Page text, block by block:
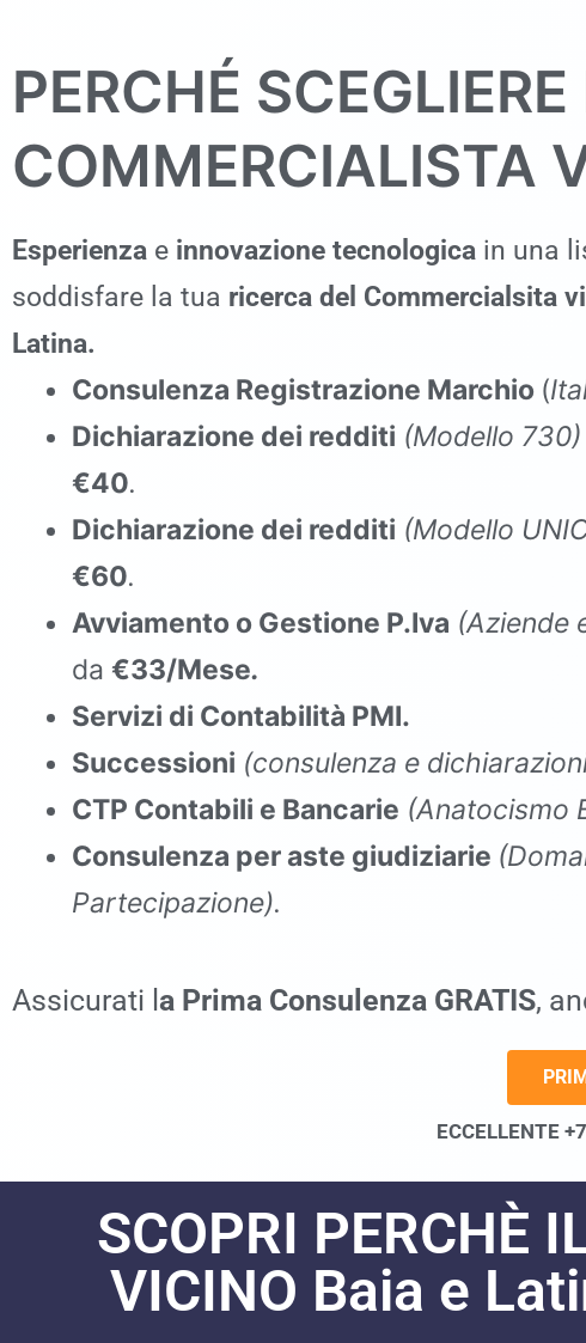
PERCHÉ
COMMERCIALISTA
Esperienza e innovazione tecnologica in una
soddisfare la tua ricerca del Commercialsita
Latina.
Consulenza Registrazione Marchio (
Dichiarazione dei redditi (Modello 730)
€40.
Dichiarazione dei redditi (Modello
€60.
Avviamento o Gestione P.Iva (Aziende
da €33/Mese.
Servizi di Contabilità PMI.
Successioni (consulenza e
CTP Contabili e Bancarie (Anatocismo
Consulenza per aste giudiziarie
Partecipazione).
Assicurati l a Prima Consulenza GRATIS,
ECCELLENTE
SCOPRI PERCHÈ
VICINO Baia e